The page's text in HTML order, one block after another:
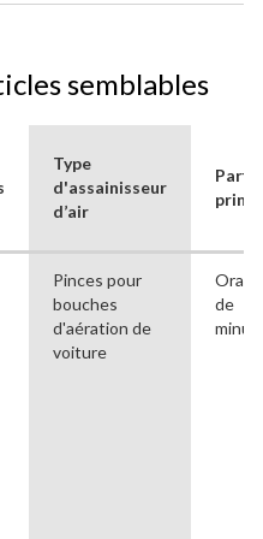
semblables
Type
d'assainisseur
d’air
Pinces pour
bouches
d'aération de
voiture
Orage
de
minuit